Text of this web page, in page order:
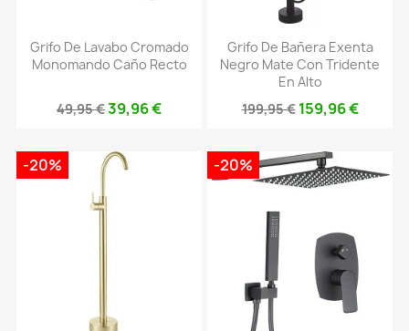
Grifo De Lavabo Cromado
Monomando Caño Recto
49,95 €39,96 €
Grifo De Bañera Exenta
Negro Mate Con Tridente
En Alto
199,95 € 159,96 €
-20% -20%